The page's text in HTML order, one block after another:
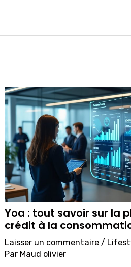
Yoa : tout savoir sur la
crédit à la
Laisser un commentaire /
Par Maud olivier